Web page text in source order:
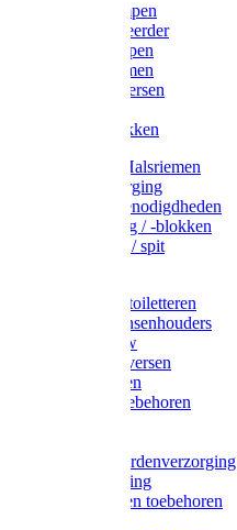
Warmtelampen
Staartcoupeerder
Biggenkappen
Neuskrammen
Varken diversen
Varkensbakken
Halsters / Halsriemen
Hoefverzorging
Lammer benodigdheden
Ramdektuig / -blokken
Vastzetpen / spit
Poetsen & toiletteren
Zadel-/Trensenhouders
Halstertouw
Halsters diversen
Hoofdstellen
Zadel & toebehoren
Rapide paardenverzorging
Ruiter kleding
Hoofdstellen toebehoren